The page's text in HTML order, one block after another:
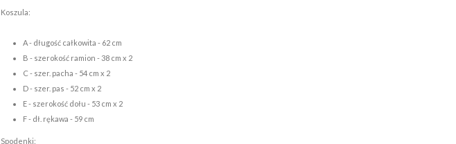
Koszula:
A - długość całkowita - 62 cm
B - szerokość ramion - 38 cm x 2
C - szer. pacha - 54 cm x 2
D - szer. pas - 52 cm x 2
E - szerokość dołu - 53 cm x 2
F - dł. rękawa - 59 cm
Spodenki: